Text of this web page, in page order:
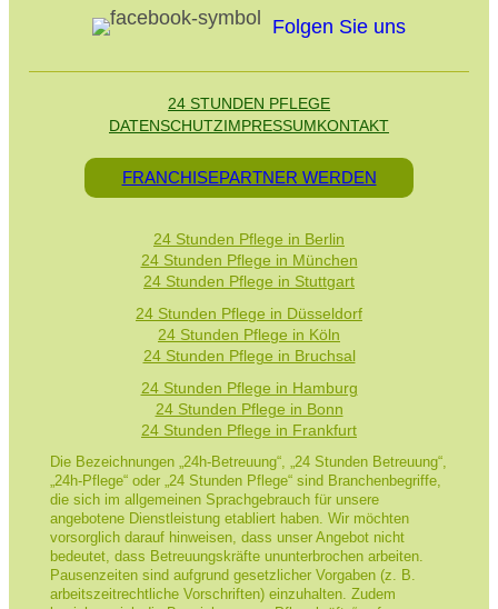
Folgen Sie uns
24 STUNDEN PFLEGE
DATENSCHUTZIMPRESSUMKONTAKT
FRANCHISEPARTNER WERDEN
24 Stunden Pflege in Berlin
24 Stunden Pflege in München
24 Stunden Pflege in Stuttgart
24 Stunden Pflege in Düsseldorf
24 Stunden Pflege in Köln
24 Stunden Pflege in Bruchsal
24 Stunden Pflege in Hamburg
24 Stunden Pflege in Bonn
24 Stunden Pflege in Frankfurt
Die Bezeichnungen „24h-Betreuung“, „24 Stunden Betreuung“,
„24h-Pflege“ oder „24 Stunden Pflege“ sind Branchenbegriffe,
die sich im allgemeinen Sprachgebrauch für unsere
angebotene Dienstleistung etabliert haben. Wir möchten
vorsorglich darauf hinweisen, dass unser Angebot nicht
bedeutet, dass Betreuungskräfte ununterbrochen arbeiten.
Pausenzeiten sind aufgrund gesetzlicher Vorgaben (z. B.
arbeitszeitrechtliche Vorschriften) einzuhalten. Zudem